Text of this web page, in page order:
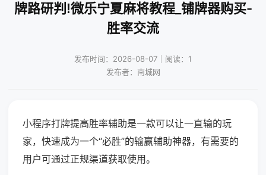
牌路研判!微乐宁夏麻将教程_铺牌器购买-
胜率交流
发布时间：2026-08-07｜阅读：1
发布者：南城网
小程序打牌提高胜率辅助是一款可以让一直输的玩
家，快速成为一个“必胜”的输赢辅助神器，有需要的
用户可通过正规渠道获取使用。